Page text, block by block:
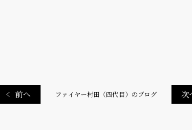
前へ ファイヤー村田（四代目）のブログ 次